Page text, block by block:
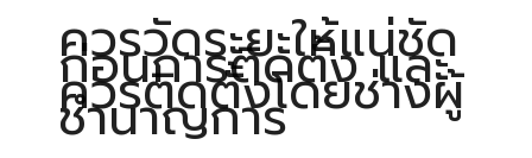
ควรวัดระยะให้แน่ชัด
ก่อนการติดตั้ง และ
ควรติดตั้งโดยช่างผู้
ชำนาญการ